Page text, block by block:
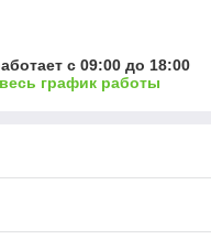
с 09:00 до 18:00
график работы